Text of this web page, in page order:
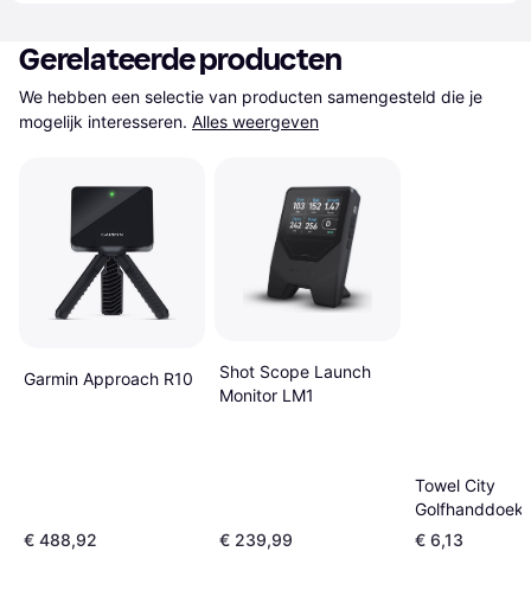
Gerelateerde producten
We hebben een selectie van producten samengesteld die je
mogelijk interesseren. Alles weergeven
Garmin Approach R10
€ 488,92
Shot Scope Launch
Monitor LM1
€ 239,99
Towel City
Golfhanddoek
€ 6,13